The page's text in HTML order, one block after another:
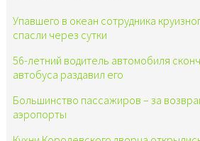
Упавшего в океан сотрудника
спасли через сутки
56-летний водитель автомобиля
автобуса раздавил его
Большинство пассажиров – за
аэропорты